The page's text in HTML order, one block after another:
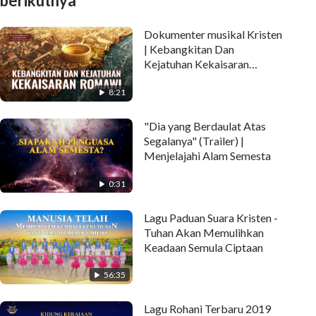
8:21
Dokumenter musikal Kristen
| Kebangkitan Dan
Kejatuhan Kekaisaran
0:31
"Dia yang Berdaulat Atas
Segalanya" (Trailer) |
Menjelajahi Alam Semesta
56:35
Lagu Paduan Suara Kristen -
Tuhan Akan Memulihkan
Keadaan Semula Ciptaan
Lagu Rohani Terbaru 2019